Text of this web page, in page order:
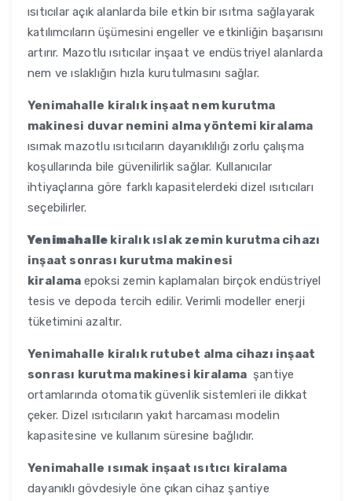
ısıtıcılar açık alanlarda bile etkin bir ısıtma sağlayarak
katılımcıların üşümesini engeller ve etkinliğin başarısını
artırır. Mazotlu ısıtıcılar inşaat ve endüstriyel alanlarda
nem ve ıslaklığın hızla kurutulmasını sağlar.
Yenimahalle kiralık inşaat nem kurutma
makinesi duvar nemini alma yöntemi kiralama
ısımak mazotlu ısıtıcıların dayanıklılığı zorlu çalışma
koşullarında bile güvenilirlik sağlar. Kullanıcılar
ihtiyaçlarına göre farklı kapasitelerdeki dizel ısıtıcıları
seçebilirler.
Yenimahalle kiralık ıslak zemin kurutma cihazı
inşaat sonrası kurutma makinesi
kiralama epoksi zemin kaplamaları birçok endüstriyel
tesis ve depoda tercih edilir. Verimli modeller enerji
tüketimini azaltır.
Yenimahalle kiralık rutubet alma cihazı inşaat
sonrası kurutma makinesi kiralama şantiye
ortamlarında otomatik güvenlik sistemleri ile dikkat
çeker. Dizel ısıtıcıların yakıt harcaması modelin
kapasitesine ve kullanım süresine bağlıdır.
Yenimahalle ısımak inşaat ısıtıcı kiralama
dayanıklı gövdesiyle öne çıkan cihaz şantiye